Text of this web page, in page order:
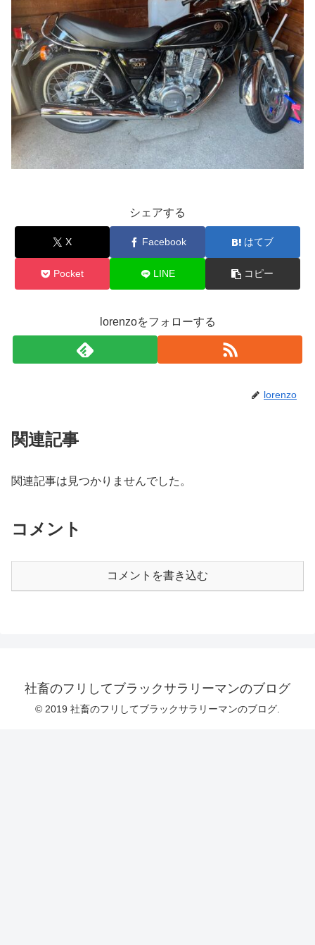
シェアする
X Facebook はてブ
Pocket LINE コピー
lorenzoをフォローする
lorenzo
関連記事
関連記事は見つかりませんでした。
コメント
コメントを書き込む
社畜のフリしてブラックサラリーマンのブログ
© 2019 社畜のフリしてブラックサラリーマンのブログ.